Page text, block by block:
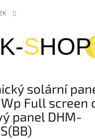
solární
Full screen
panel DHM-